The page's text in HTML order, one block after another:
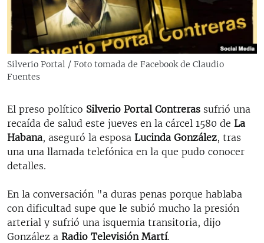
RADIO MARTÍ
ESPECIALES
ESPECIALES
LA REALIDAD DE LA VIVIENDA EN CUBA
KENTU-CUBANO
LOS SANTOS DE HIALEAH
DESINFORMACIÓN RUSA EN AMÉRICA LATINA
MULTIMEDIA
EDITORIALES
SÍGUENOS
Silverio Portal / Foto tomada de Facebook de Claudio
Fuentes
El preso político Silverio Portal Contreras sufrió una
recaída de salud este jueves en la cárcel 1580 de La
Habana, aseguró la esposa Lucinda González, tras
una una llamada telefónica en la que pudo conocer
detalles.
En la conversación "a duras penas porque hablaba
con dificultad supe que le subió mucho la presión
arterial y sufrió una isquemia transitoria, dijo
González a Radio Televisión Martí.